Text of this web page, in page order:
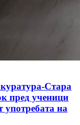
Стара
пред ученици
употребата на